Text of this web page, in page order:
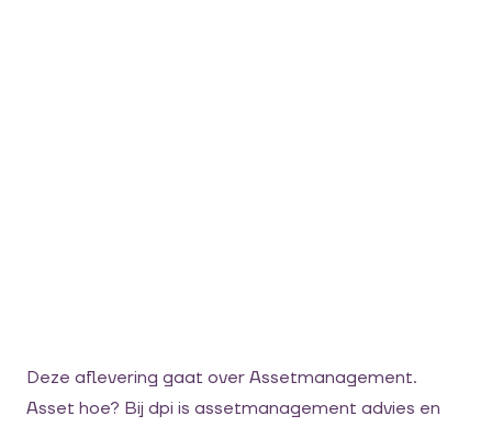
Deze aflevering gaat over Assetmanagement.
Asset hoe? Bij dpi is assetmanagement advies en